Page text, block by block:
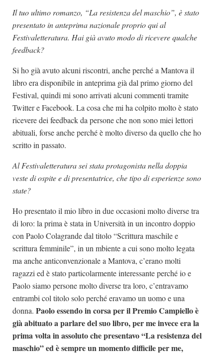
Il tuo ultimo romanzo, “La resistenza del maschio”, è stato
presentato in anteprima nazionale proprio qui al
Festivaletteratura. Hai già avuto modo di ricevere qualche
feedback?
Si ho già avuto alcuni riscontri, anche perché a Mantova il
libro era disponibile in anteprima già dal primo giorno del
Festival, quindi mi sono arrivati alcuni commenti tramite
Twitter e Facebook. La cosa che mi ha colpito molto è stato
ricevere dei feedback da persone che non sono miei lettori
abituali, forse anche perché è molto diverso da quello che ho
scritto in passato.
Al Festivaletteratura sei stata protagonista nella doppia
veste di ospite e di presentatrice, che tipo di esperienze sono
state?
Ho presentato il mio libro in due occasioni molto diverse tra
di loro: la prima è stata in Università in un incontro doppio
con Paolo Colagrande dal titolo “Scrittura maschile e
scrittura femminile”, in un mbiente a cui sono molto legata
ma anche anticonvenzionale a Mantova, c’erano molti
ragazzi ed è stato particolarmente interessante perché io e
Paolo siamo persone molto diverse tra loro, c’entravamo
entrambi col titolo solo perché eravamo un uomo e una
donna. Paolo essendo in corsa per il Premio Campiello è
già abituato a parlare del suo libro, per me invece era la
prima volta in assoluto che presentavo “La resistenza del
maschio” ed è sempre un momento difficile per me,